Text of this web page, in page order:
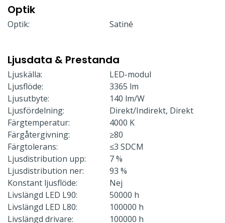
Optik
Optik: Satiné
Ljusdata & Prestanda
Ljuskälla:
LED-modul
Ljusflöde:
3365 lm
Ljusutbyte:
140 lm/W
Ljusfördelning:
Direkt/Indirekt, Direkt
Färgtemperatur:
4000 K
Färgåtergivning:
≥80
Färgtolerans:
≤3 SDCM
Ljusdistribution upp:
7 %
Ljusdistribution ner:
93 %
Konstant ljusflöde:
Nej
Livslängd LED L90:
50000 h
Livslängd LED L80:
100000 h
Livslängd drivare:
100000 h